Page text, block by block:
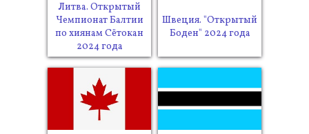
Литва. Открытый
Чемпионат Балтии
по хиянам Сётокан
2024 года
Швеция. "Открытый
Боден" 2024 года